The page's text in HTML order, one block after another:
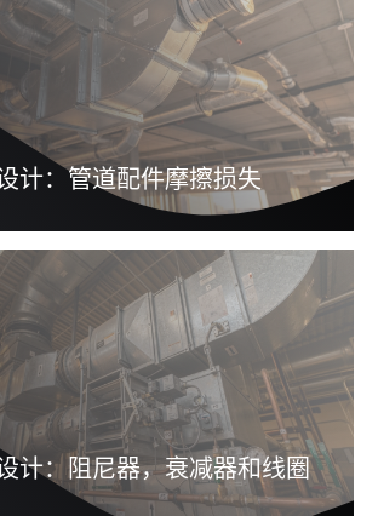
计：管道配件摩擦损失
计：阻尼器，衰减器和线圈